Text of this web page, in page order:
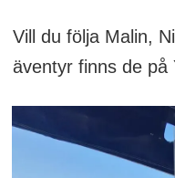
Vill du följa Malin,
äventyr finns de på